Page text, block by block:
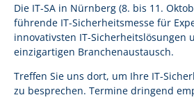
Die IT-SA in Nürnberg (8. bis 11.
führende IT-Sicherheitsmesse für
innovativsten IT-Sicherheitslösungen
einzigartigen Branchenaustausch.
Treffen Sie uns dort, um Ihre IT-
zu besprechen. Termine dringend